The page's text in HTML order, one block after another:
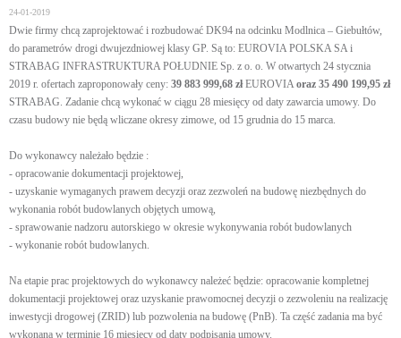
24-01-2019
Dwie firmy chcą zaprojektować i rozbudować DK94 na odcinku Modlnica – Giebułtów,
do parametrów drogi dwujezdniowej klasy GP. Są to: EUROVIA POLSKA SA i
STRABAG INFRASTRUKTURA POŁUDNIE Sp. z o. o. W otwartych 24 stycznia
2019 r. ofertach zaproponowały ceny: 39 883 999,68 złEUROVIAoraz 35 490 199,95 zł
STRABAG. Zadanie chcą wykonać w ciągu 28 miesięcy od daty zawarcia umowy. Do
czasu budowy nie będą wliczane okresy zimowe, od 15 grudnia do 15 marca.
Do wykonawcy należało będzie :
- opracowanie dokumentacji projektowej,
- uzyskanie wymaganych prawem decyzji oraz zezwoleń na budowę niezbędnych do
wykonania robót budowlanych objętych umową,
- sprawowanie nadzoru autorskiego w okresie wykonywania robót budowlanych
- wykonanie robót budowlanych.
Na etapie prac projektowych do wykonawcy należeć będzie: opracowanie kompletnej
dokumentacji projektowej oraz uzyskanie prawomocnej decyzji o zezwoleniu na realizację
inwestycji drogowej (ZRID) lub pozwolenia na budowę (PnB). Ta część zadania ma być
wykonana w terminie 16 miesięcy od daty podpisania umowy.